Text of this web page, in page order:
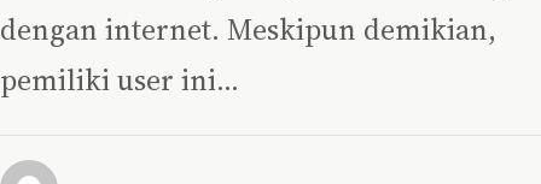
dengan internet. Meskipun demikian,
pemiliki user ini…